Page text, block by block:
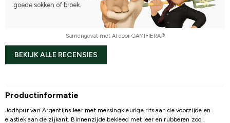
goede sokken of broek.
Samengevat met AI door GAMIFIERA.®
BEKIJK ALLE RECENSIES
Productinformatie
Jodhpur van Argentijns leer met messingkleurige rits aan de voorzijde en
elastiek aan de zijkant. Binnenzijde bekleed met leer en rubberen zool.